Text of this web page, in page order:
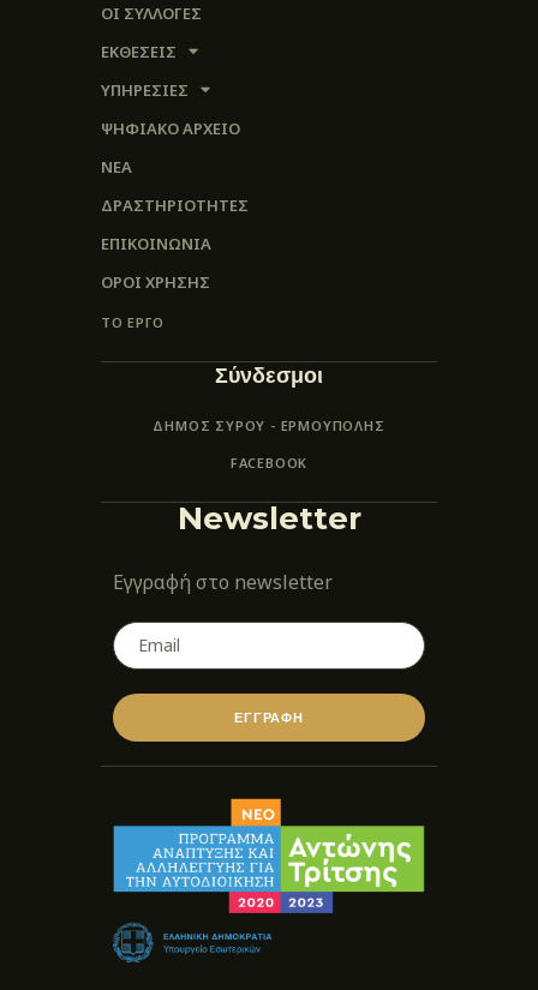
ΟΙ ΣΥΛΛΟΓΈΣ
ΕΚΘΕΣΕΙΣ
ΥΠΗΡΕΣΙΕΣ
ΨΗΦΙΑΚΌ ΑΡΧΕΊΟ
ΝΕΑ
ΔΡΑΣΤΗΡΙΟΤΗΤΕΣ
ΕΠΙΚΟΙΝΩΝΊΑ
ΌΡΟΙ ΧΡΉΣΗΣ
ΤΟ ΕΡΓΟ
Σύνδεσμοι
ΔΗΜΟΣ ΣΥΡΟΥ - ΕΡΜΟΎΠΟΛΗΣ
FACEBOOK
Newsletter
Εγγραφή στο newsletter
ΕΓΓΡΑΦΗ